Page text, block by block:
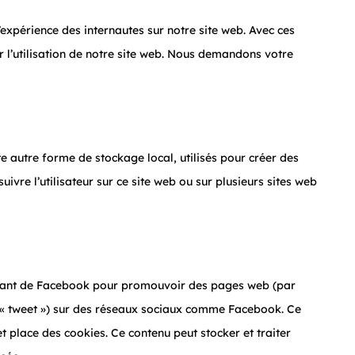
des internautes sur notre site web. Avec ces
de notre site web. Nous demandons votre
autre forme de stockage local, utilisés pour créer des
l’utilisateur sur ce site web ou sur plusieurs sites web
de Facebook pour promouvoir des pages web (par
») sur des réseaux sociaux comme Facebook. Ce
place des cookies. Ce contenu peut stocker et traiter